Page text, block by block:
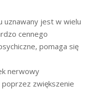
uznawany jest w wielu
cennego
pomaga się
nerwowy
poprzez zwiększenie